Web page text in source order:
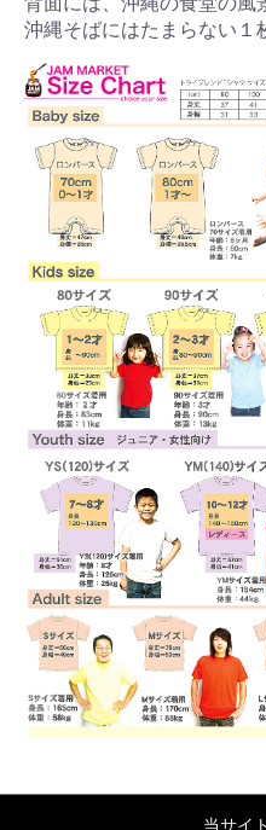
沖縄そばにはたまらない１
当サイ